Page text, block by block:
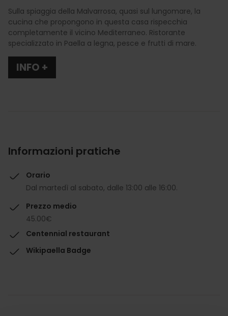
Sulla spiaggia della Malvarrosa, quasi sul lungomare, la
cucina che propongono in questa casa rispecchia
completamente il vicino Mediterraneo. Ristorante
specializzato in Paella a legna, pesce e frutti di mare.
INFO +
Informazioni pratiche
Orario
Dal martedì al sabato, dalle 13:00 alle 16:00.
Prezzo medio
45.00€
Centennial restaurant
Wikipaella Badge